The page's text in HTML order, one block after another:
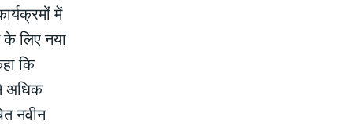
में
के लिए नया
कि
अधिक
नवीन